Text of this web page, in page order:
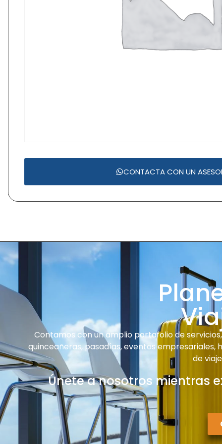
CONTACTA CON UN
Contamos con un amplio portafolio de
quinceañeras, pasadías, eventos empresariales,
de
Únete a nosotros mientras